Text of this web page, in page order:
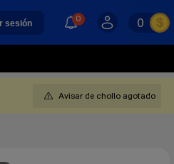
sesión 0 0
Avisar de chollo agotado